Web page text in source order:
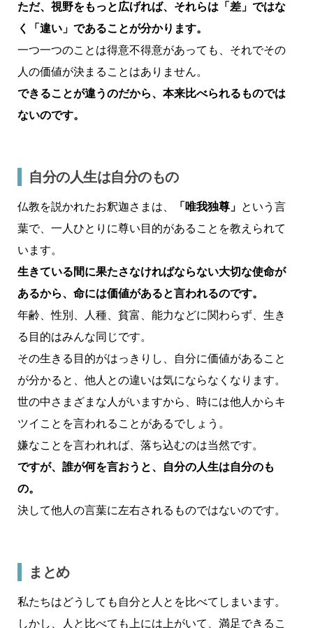
ただ、視野をもっと広げれば、それらは「差」ではな
く「違い」であることが分かります。
一つ一つのことは得意不得意があっても、それでその
人の価値が決まることはありません。
できることが違うのだから、本来比べられるものでは
ないのです。
自分の人生は自分のもの
仏教を説かれたお釈迦さまは、 「唯我独尊」 という言
葉で、一人ひとりに尊い目的があることを教えられて
います。
生きている間に果たさなければならない大切な使命が
あるから、命には価値があると言われるのです。
年齢、性別、人種、貧富、能力などに関わらず、生き
る目的はみんな同じです。
その生きる目的がはっきりし、自分に価値があること
が分かると、他人との違いは気にならなくなります。
世の中さまざまな人がいますから、時には他人からキ
ツイことを言われることがあるでしょう。
嫌なことを言われれば、落ち込むのは当然です。
ですが、誰が何を言おうと、自分の人生は自分のも
の。
決して他人の言葉に左右されるものではないのです。
まとめ
私たちはどうしても自分と人とを比べてしまいます。
しかし、人と比べても上には上がいて、満足できるこ